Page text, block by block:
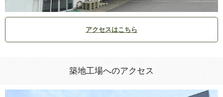
アクセスはこちら
築地工場へのアクセス